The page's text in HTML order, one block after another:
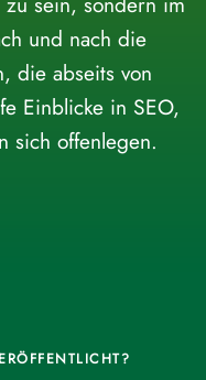
und nach die
die abseits von
Einblicke in SEO,
sich offenlegen.